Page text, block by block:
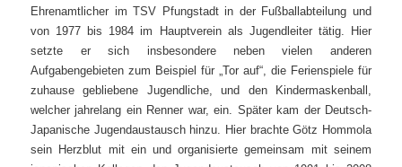
Ehrenamtlicher im TSV Pfungstadt in der Fußballabteilung und
von 1977 bis 1984 im Hauptverein als Jugendleiter tätig. Hier
setzte er sich insbesondere neben vielen anderen
Aufgabengebieten zum Beispiel für „Tor auf“, die Ferienspiele für
zuhause gebliebene Jugendliche, und den Kindermaskenball,
welcher jahrelang ein Renner war, ein. Später kam der Deutsch-
Japanische Jugendaustausch hinzu. Hier brachte Götz Hommola
sein Herzblut mit ein und organisierte gemeinsam mit seinem